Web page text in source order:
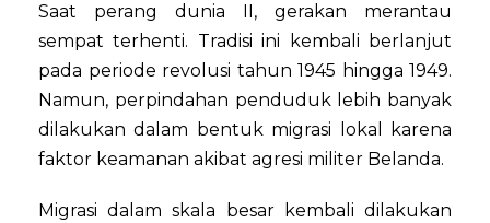
Saat perang dunia II, gerakan merantau
sempat terhenti. Tradisi ini kembali berlanjut
pada periode revolusi tahun 1945 hingga 1949.
Namun, perpindahan penduduk lebih banyak
dilakukan dalam bentuk migrasi lokal karena
faktor keamanan akibat agresi militer Belanda.
Migrasi dalam skala besar kembali dilakukan